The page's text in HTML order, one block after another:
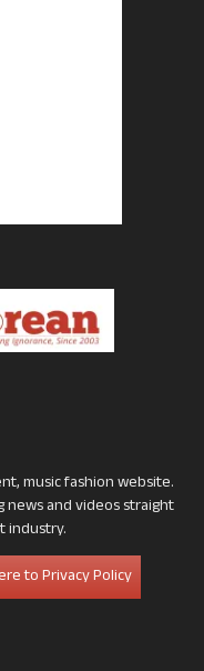
music fashion website.
and videos straight
industry.
to Privacy Policy